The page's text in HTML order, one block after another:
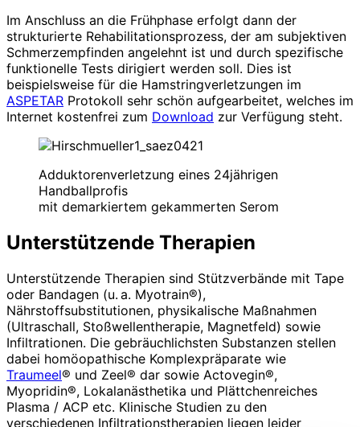
Im Anschluss an die Frühphase erfolgt dann der
strukturierte Rehabilitationsprozess, der am subjektiven
Schmerzempfinden angelehnt ist und durch spezifische
funktionelle Tests dirigiert werden soll. Dies ist
beispielsweise für die Hamstringverletzungen im
ASPETAR Protokoll sehr schön aufgearbeitet, welches im
Internet kostenfrei zum Download zur Verfügung steht.
Adduktorenverletzung eines 24jährigen
Handballprofis
mit demarkiertem gekammerten Serom
Unterstützende Therapien
Unterstützende Therapien sind Stützverbände mit Tape
oder Bandagen (u. a. Myotrain®),
Nährstoffsubstitutionen, physikalische Maßnahmen
(Ultraschall, Stoßwellentherapie, Magnetfeld) sowie
Infiltrationen. Die gebräuchlichsten Substanzen stellen
dabei homöopathische Komplexpräparate wie
Traumeel® und Zeel® dar sowie Actovegin®,
Myopridin®, Lokalanästhetika und Plättchenreiches
Plasma / ACP etc. Klinische Studien zu den
verschiedenen Infiltrationstherapien liegen leider